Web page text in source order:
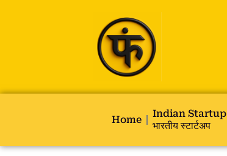
Home
Indian Startup
भारतीय स्टार्टअप